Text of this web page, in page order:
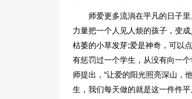
师爱更多流淌在平凡的日子
力量把一个人见人烦的孩子，变
枯萎的小草发芽;爱是神奇，可以
有惩罚过一个学生，从没有向一
师提出，“让爱的阳光照亮深山，
生，我们每天做的就是这一件件